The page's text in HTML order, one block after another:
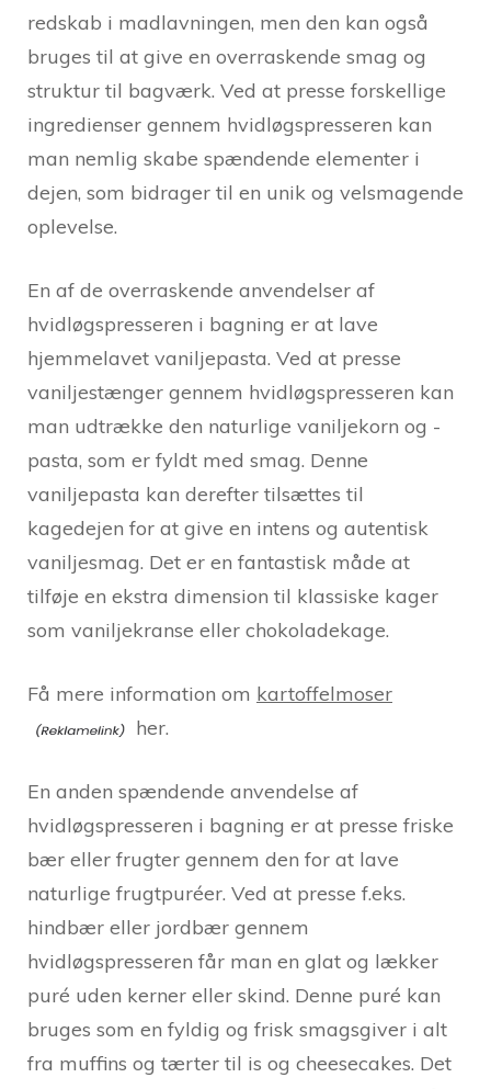
redskab i madlavningen, men den kan også
bruges til at give en overraskende smag og
struktur til bagværk. Ved at presse forskellige
ingredienser gennem hvidløgspresseren kan
man nemlig skabe spændende elementer i
dejen, som bidrager til en unik og velsmagende
oplevelse.
En af de overraskende anvendelser af
hvidløgspresseren i bagning er at lave
hjemmelavet vaniljepasta. Ved at presse
vaniljestænger gennem hvidløgspresseren kan
man udtrække den naturlige vaniljekorn og -
pasta, som er fyldt med smag. Denne
vaniljepasta kan derefter tilsættes til
kagedejen for at give en intens og autentisk
vaniljesmag. Det er en fantastisk måde at
tilføje en ekstra dimension til klassiske kager
som vaniljekranse eller chokoladekage.
Få mere information om kartoffelmoser
her.
En anden spændende anvendelse af
hvidløgspresseren i bagning er at presse friske
bær eller frugter gennem den for at lave
naturlige frugtpuréer. Ved at presse f.eks.
hindbær eller jordbær gennem
hvidløgspresseren får man en glat og lækker
puré uden kerner eller skind. Denne puré kan
bruges som en fyldig og frisk smagsgiver i alt
fra muffins og tærter til is og cheesecakes. Det